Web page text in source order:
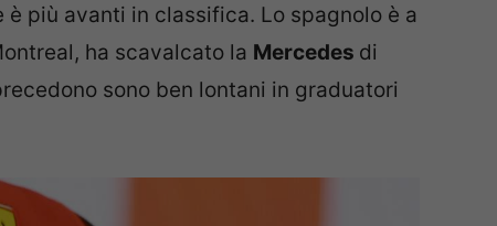
è più avanti in classifica. Lo spagnolo è a
ha scavalcato la Mercedes di
sono ben lontani in graduatori